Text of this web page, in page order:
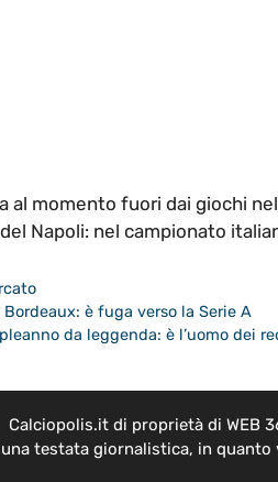
al momento fuori dai giochi
Napoli: nel campionato
è fuga verso la Serie A
da leggenda: è l’uomo dei
Calciopolis.it di proprietà di WEB
testata giornalistica, in